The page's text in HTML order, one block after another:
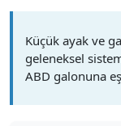
Küçük ayak ve
geleneksel
ABD galonuna